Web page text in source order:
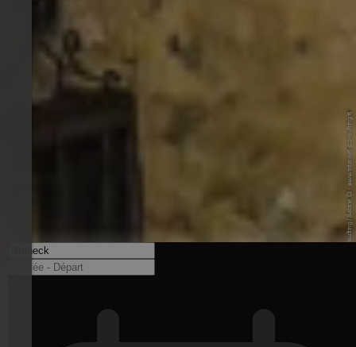
© Internet Consulting / Sabine O. - www.internet-consulting.it